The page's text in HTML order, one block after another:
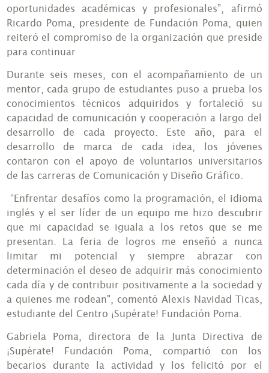
oportunidades académicas y profesionales”, afirmó
Ricardo Poma, presidente de Fundación Poma, quien
reiteró el compromiso de la organización que preside
para continuar
Durante seis meses, con el acompañamiento de un
mentor, cada grupo de estudiantes puso a prueba los
conocimientos técnicos adquiridos y fortaleció su
capacidad de comunicación y cooperación a largo del
desarrollo de cada proyecto. Este año, para el
desarrollo de marca de cada idea, los jóvenes
contaron con el apoyo de voluntarios universitarios
de las carreras de Comunicación y Diseño Gráfico.
“Enfrentar desafíos como la programación, el idioma
inglés y el ser líder de un equipo me hizo descubrir
que mi capacidad se iguala a los retos que se me
presentan. La feria de logros me enseñó a nunca
limitar mi potencial y siempre abrazar con
determinación el deseo de adquirir más conocimiento
cada día y de contribuir positivamente a la sociedad y
a quienes me rodean", comentó Alexis Navidad Ticas,
estudiante del Centro ¡Supérate! Fundación Poma.
Gabriela Poma, directora de la Junta Directiva de
¡Supérate! Fundación Poma, compartió con los
becarios durante la actividad y los felicitó por el